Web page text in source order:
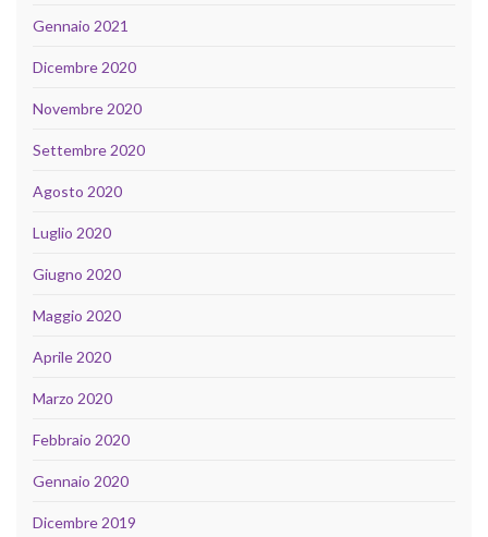
Gennaio 2021
Dicembre 2020
Novembre 2020
Settembre 2020
Agosto 2020
Luglio 2020
Giugno 2020
Maggio 2020
Aprile 2020
Marzo 2020
Febbraio 2020
Gennaio 2020
Dicembre 2019